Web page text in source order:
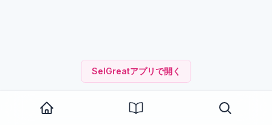
SelGreatアプリで開く